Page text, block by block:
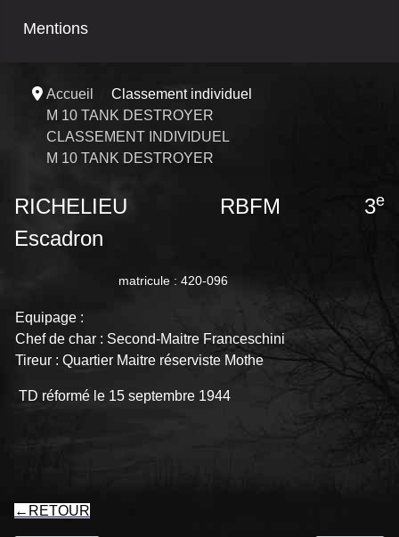
Mentions
Accueil
Classement individuel
M 10 TANK DESTROYER
CLASSEMENT INDIVIDUEL
M 10 TANK DESTROYER
RICHELIEU RBFM 3e
Escadron
matricule : 420-096
Equipage :
Chef de char : Second-Maitre Franceschini
Tireur : Quartier Maitre réserviste Mothe
TD réformé le 15 septembre 1944
← RETOUR